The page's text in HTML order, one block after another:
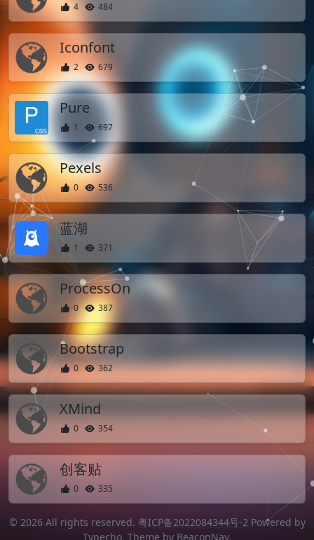
4 484
Iconfont
2 679
Pure
1 697
Pexels
0 536
蓝湖
1 371
ProcessOn
0 387
Bootstrap
0 362
XMind
0 354
创客贴
0 335
© 2026 All rights reserved. 粤ICP备2022084344号-2 Powered by
Typecho. Theme by BeaconNav.